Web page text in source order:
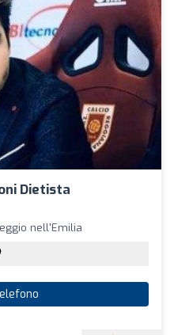
Dietista
nell'Emilia